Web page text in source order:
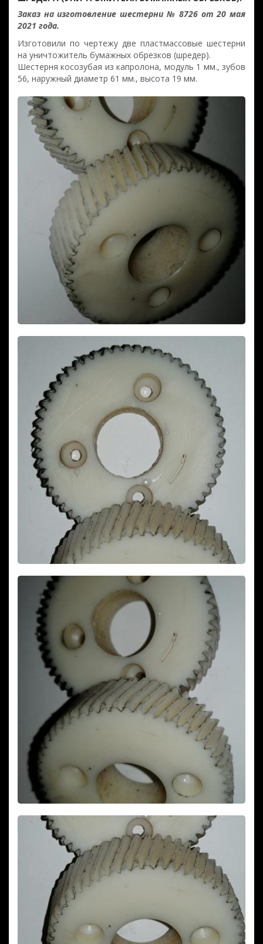
Заказ на изготовление шестерни № 8726 от 20 мая
2021 года.
Изготовили по чертежу две пластмассовые шестерни
на уничтожитель бумажных обрезков (шредер).
Шестерня косозубая из капролона, модуль 1 мм., зубов
56, наружный диаметр 61 мм., высота 19 мм.